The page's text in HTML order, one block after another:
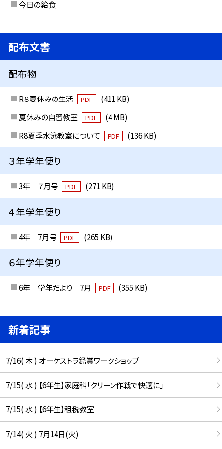
今日の給食
配布文書
配布物
R８夏休みの生活 PDF
(411 KB)
夏休みの自習教室
PDF
(4 MB)
R8夏季水泳教室について
PDF (136 KB)
３年学年便り
3年 ７月号 PDF (271 KB)
４年学年便り
4年 7月号 PDF (265 KB)
６年学年便り
6年 学年だより 7月 PDF (355 KB)
新着記事
7/16( 木 ) オーケストラ鑑賞ワークショップ
7/15( 水 ) 【6年生】家庭科「クリーン作戦で快適に」
7/15( 水 ) 【6年生】租税教室
7/14( 火 ) 7月14日(火)